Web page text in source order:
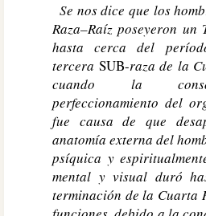
Se nos dice que los
Raza–Raíz poseyeron un
hasta cerca del
tercera SUB-raza de la
cuando la
perfeccionamiento del
fue causa de que
anatomía externa del
psíquica y
mental y visual duró
terminación de la Cuarta